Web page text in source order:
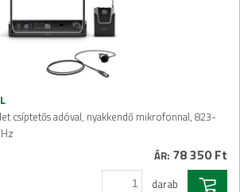
csíptetős adóval, nyakkendő mikrofonnal, 823-
ÁR: 78 350 Ft
darab